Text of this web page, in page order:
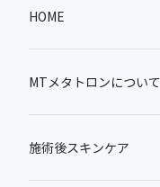
HOME
MTメタトロンについて
施術後スキンケア